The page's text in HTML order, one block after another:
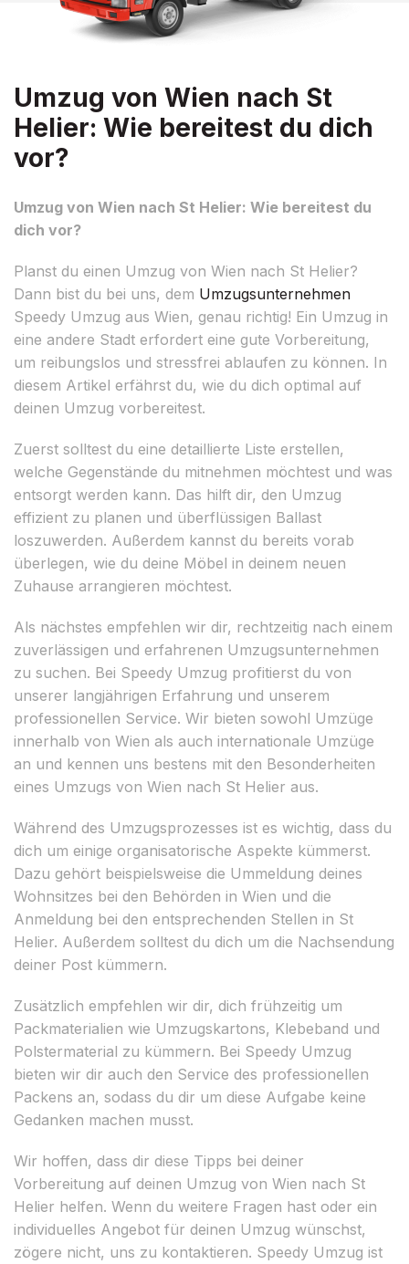
Umzug von Wien nach St
Helier: Wie bereitest du dich
vor?
Umzug von Wien nach St Helier: Wie bereitest du
dich vor?
Planst du einen Umzug von Wien nach St Helier?
Dann bist du bei uns, dem Umzugsunternehmen
Speedy Umzug aus Wien, genau richtig! Ein Umzug in
eine andere Stadt erfordert eine gute Vorbereitung,
um reibungslos und stressfrei ablaufen zu können. In
diesem Artikel erfährst du, wie du dich optimal auf
deinen Umzug vorbereitest.
Zuerst solltest du eine detaillierte Liste erstellen,
welche Gegenstände du mitnehmen möchtest und was
entsorgt werden kann. Das hilft dir, den Umzug
effizient zu planen und überflüssigen Ballast
loszuwerden. Außerdem kannst du bereits vorab
überlegen, wie du deine Möbel in deinem neuen
Zuhause arrangieren möchtest.
Als nächstes empfehlen wir dir, rechtzeitig nach einem
zuverlässigen und erfahrenen Umzugsunternehmen
zu suchen. Bei Speedy Umzug profitierst du von
unserer langjährigen Erfahrung und unserem
professionellen Service. Wir bieten sowohl Umzüge
innerhalb von Wien als auch internationale Umzüge
an und kennen uns bestens mit den Besonderheiten
eines Umzugs von Wien nach St Helier aus.
Während des Umzugsprozesses ist es wichtig, dass du
dich um einige organisatorische Aspekte kümmerst.
Dazu gehört beispielsweise die Ummeldung deines
Wohnsitzes bei den Behörden in Wien und die
Anmeldung bei den entsprechenden Stellen in St
Helier. Außerdem solltest du dich um die Nachsendung
deiner Post kümmern.
Zusätzlich empfehlen wir dir, dich frühzeitig um
Packmaterialien wie Umzugskartons, Klebeband und
Polstermaterial zu kümmern. Bei Speedy Umzug
bieten wir dir auch den Service des professionellen
Packens an, sodass du dir um diese Aufgabe keine
Gedanken machen musst.
Wir hoffen, dass dir diese Tipps bei deiner
Vorbereitung auf deinen Umzug von Wien nach St
Helier helfen. Wenn du weitere Fragen hast oder ein
individuelles Angebot für deinen Umzug wünschst,
zögere nicht, uns zu kontaktieren. Speedy Umzug ist